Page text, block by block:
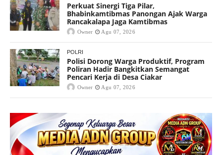
Perkuat Sinergi Tiga Pilar,
Bhabinkamtibmas Panongan Ajak Warga
Rancakalapa Jaga Kamtibmas
Owner Agu 07, 2026
POLRI
Polisi Dorong Warga Produktif, Program
Poliran Hadir Bangkitkan Semangat
Pencari Kerja di Desa Ciakar
Owner Agu 07, 2026